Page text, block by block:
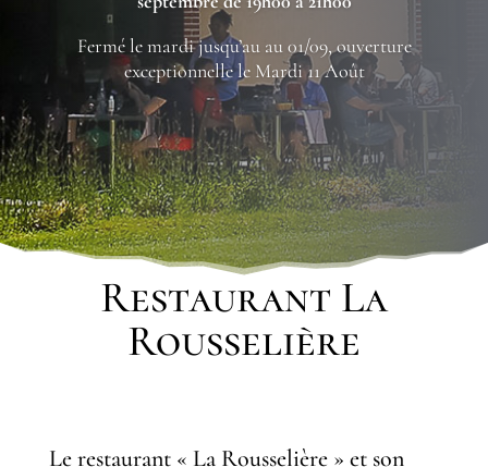
Fermé le mardi jusqu’au au 01/09, ouverture
exceptionnelle le Mardi 11 Août
Restaurant La
Rousselière
Le restaurant « La Rousselière » et son